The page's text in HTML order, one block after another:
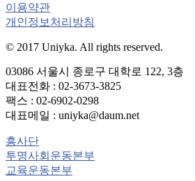
이용약관
개인정보처리방침
© 2017 Uniyka. All rights reserved.
03086 서울시 종로구 대학로 122, 3층
대표전화 : 02-3673-3825
팩스 : 02-6902-0298
대표메일 : uniyka@daum.net
흥사단
투명사회운동본부
교육운동본부